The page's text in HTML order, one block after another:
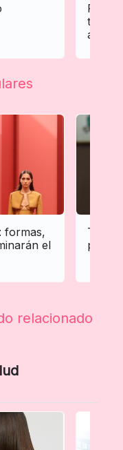
formas,
el
relacionado